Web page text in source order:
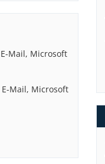
Mail, Microsoft
Mail, Microsoft